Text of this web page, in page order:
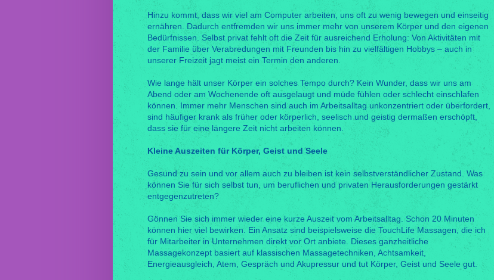
Hinzu kommt, dass wir viel am Computer arbeiten, uns oft zu wenig bewegen und einseitig
ernähren. Dadurch entfremden wir uns immer mehr von unserem Körper und den eigenen
Bedürfnissen. Selbst privat fehlt oft die Zeit für ausreichend Erholung: Von Aktivitäten mit
der Familie über Verabredungen mit Freunden bis hin zu vielfältigen Hobbys – auch in
unserer Freizeit jagt meist ein Termin den anderen.
Wie lange hält unser Körper ein solches Tempo durch? Kein Wunder, dass wir uns am
Abend oder am Wochenende oft ausgelaugt und müde fühlen oder schlecht einschlafen
können. Immer mehr Menschen sind auch im Arbeitsalltag unkonzentriert oder überfordert,
sind häufiger krank als früher oder körperlich, seelisch und geistig dermaßen erschöpft,
dass sie für eine längere Zeit nicht arbeiten können.
Kleine Auszeiten für Körper, Geist und Seele
Gesund zu sein und vor allem auch zu bleiben ist kein selbstverständlicher Zustand. Was
können Sie für sich selbst tun, um beruflichen und privaten Herausforderungen gestärkt
entgegenzutreten?
Gönnen Sie sich immer wieder eine kurze Auszeit vom Arbeitsalltag. Schon 20 Minuten
können hier viel bewirken. Ein Ansatz sind beispielsweise die TouchLife Massagen, die ich
für Mitarbeiter in Unternehmen direkt vor Ort anbiete. Dieses ganzheitliche
Massagekonzept basiert auf klassischen Massagetechniken, Achtsamkeit,
Energieausgleich, Atem, Gespräch und Akupressur und tut Körper, Geist und Seele gut.